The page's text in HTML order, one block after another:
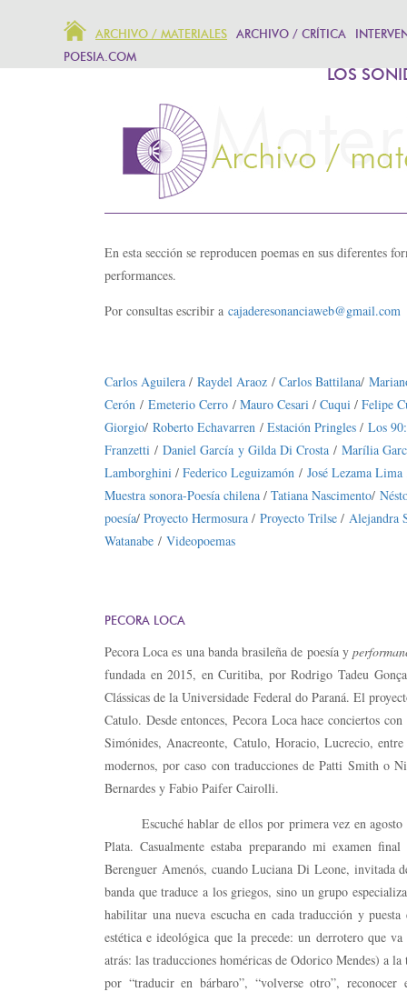
ARCHIVO / MATERIALES ARCHIVO / CRÍTICA
POESIA.COM
LOS
En esta sección se reproducen poemas en sus diferentes
performances.
Por consultas escribir a cajaderesonanciaweb@gmail.com
Carlos Aguilera / Raydel Araoz / Carlos Battilana/
Cerón / Emeterio Cerro / Mauro Cesari / Cuqui / Felipe
Giorgio/ Roberto Echavarren / Estación Pringles / Los
Franzetti / Daniel García y Gilda Di Crosta / Marília
Lamborghini / Federico Leguizamón / José Lezama Lima
Muestra sonora-Poesía chilena / Tatiana Nascimento/
poesía/ Proyecto Hermosura / Proyecto Trilse / Alejandra
Watanabe / Videopoemas
PECORA LOCA
Pecora Loca es una banda brasileña de poesía y
fundada en 2015, en Curitiba, por Rodrigo Tadeu
Clássicas de la Universidade Federal do Paraná. El
Catulo. Desde entonces, Pecora Loca hace conciertos
Simónides, Anacreonte, Catulo, Horacio, Lucrecio,
modernos, por caso con traducciones de Patti Smith o
Bernardes y Fabio Paifer Cairolli.
Escuché hablar de ellos por primera vez en agosto
Plata. Casualmente estaba preparando mi examen
Berenguer Amenós, cuando Luciana Di Leone, invitada
banda que traduce a los griegos, sino un grupo
habilitar una nueva escucha en cada traducción y
estética e ideológica que la precede: un derrotero que
atrás: las traducciones homéricas de Odorico Mendes) a
por “traducir en bárbaro”, “volverse otro”,